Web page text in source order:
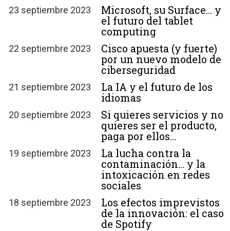
23 septiembre 2023
Microsoft, su Surface… y
el futuro del tablet
computing
22 septiembre 2023
Cisco apuesta (y fuerte)
por un nuevo modelo de
ciberseguridad
21 septiembre 2023
La IA y el futuro de los
idiomas
20 septiembre 2023
Si quieres servicios y no
quieres ser el producto,
paga por ellos…
19 septiembre 2023
La lucha contra la
contaminación… y la
intoxicación en redes
sociales
18 septiembre 2023
Los efectos imprevistos
de la innovación: el caso
de Spotify